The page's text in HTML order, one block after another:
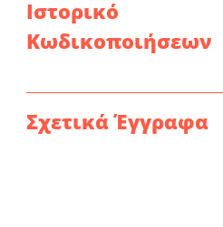
Ιστορικό
Κωδικοποιήσεων
Σχετικά Έγγραφα